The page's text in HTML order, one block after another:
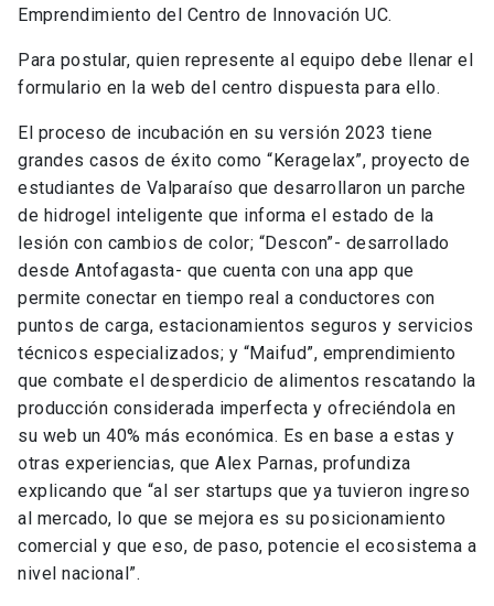
Emprendimiento del Centro de Innovación UC.
Para postular, quien represente al equipo debe llenar el
formulario en la web del centro dispuesta para ello.
El proceso de incubación en su versión 2023 tiene
grandes casos de éxito como “Keragelax”, proyecto de
estudiantes de Valparaíso que desarrollaron un parche
de hidrogel inteligente que informa el estado de la
lesión con cambios de color; “Descon”- desarrollado
desde Antofagasta- que cuenta con una app que
permite conectar en tiempo real a conductores con
puntos de carga, estacionamientos seguros y servicios
técnicos especializados; y “Maifud”, emprendimiento
que combate el desperdicio de alimentos rescatando la
producción considerada imperfecta y ofreciéndola en
su web un 40% más económica. Es en base a estas y
otras experiencias, que Alex Parnas, profundiza
explicando que “al ser startups que ya tuvieron ingreso
al mercado, lo que se mejora es su posicionamiento
comercial y que eso, de paso, potencie el ecosistema a
nivel nacional”.